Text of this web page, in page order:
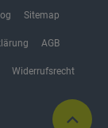
Sitemap
AGB
Widerrufsrecht